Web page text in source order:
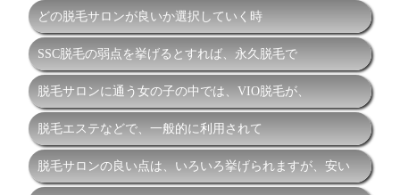
どの脱毛サロンが良いか選択していく時
SSC脱毛の弱点を挙げるとすれば、永久脱毛で
脱毛サロンに通う女の子の中では、VIO脱毛が、
脱毛エステなどで、一般的に利用されて
脱毛サロンの良い点は、いろいろ挙げられますが、安い